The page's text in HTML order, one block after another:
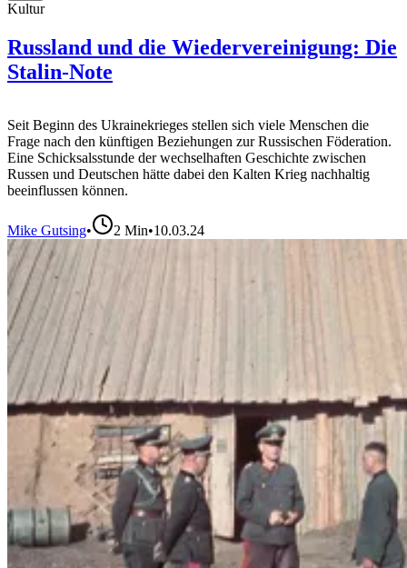
Kultur
Russland und die Wiedervereinigung: Die
Stalin-Note
Seit Beginn des Ukrainekrieges stellen sich viele Menschen die
Frage nach den künftigen Beziehungen zur Russischen Föderation.
Eine Schicksalsstunde der wechselhaften Geschichte zwischen
Russen und Deutschen hätte dabei den Kalten Krieg nachhaltig
beeinflussen können.
Mike Gutsing• 2 Min•10.03.24